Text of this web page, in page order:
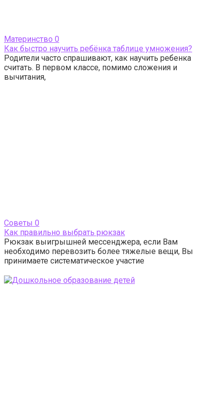
Материнство 0
Как быстро научить ребёнка таблице умножения?
Родители часто спрашивают, как научить ребенка
считать. В первом классе, помимо сложения и
вычитания,
Cоветы 0
Как правильно выбрать рюкзак
Рюкзак выигрышней мессенджера, если Вам
необходимо перевозить более тяжелые вещи, Вы
принимаете систематическое участие